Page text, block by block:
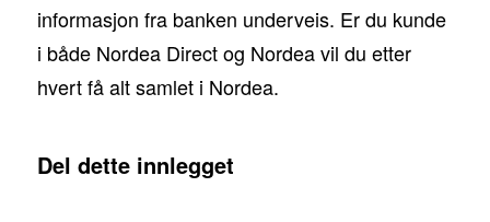
informasjon fra banken underveis. Er du kunde
i både Nordea Direct og Nordea vil du etter
hvert få alt samlet i Nordea.
Del dette innlegget